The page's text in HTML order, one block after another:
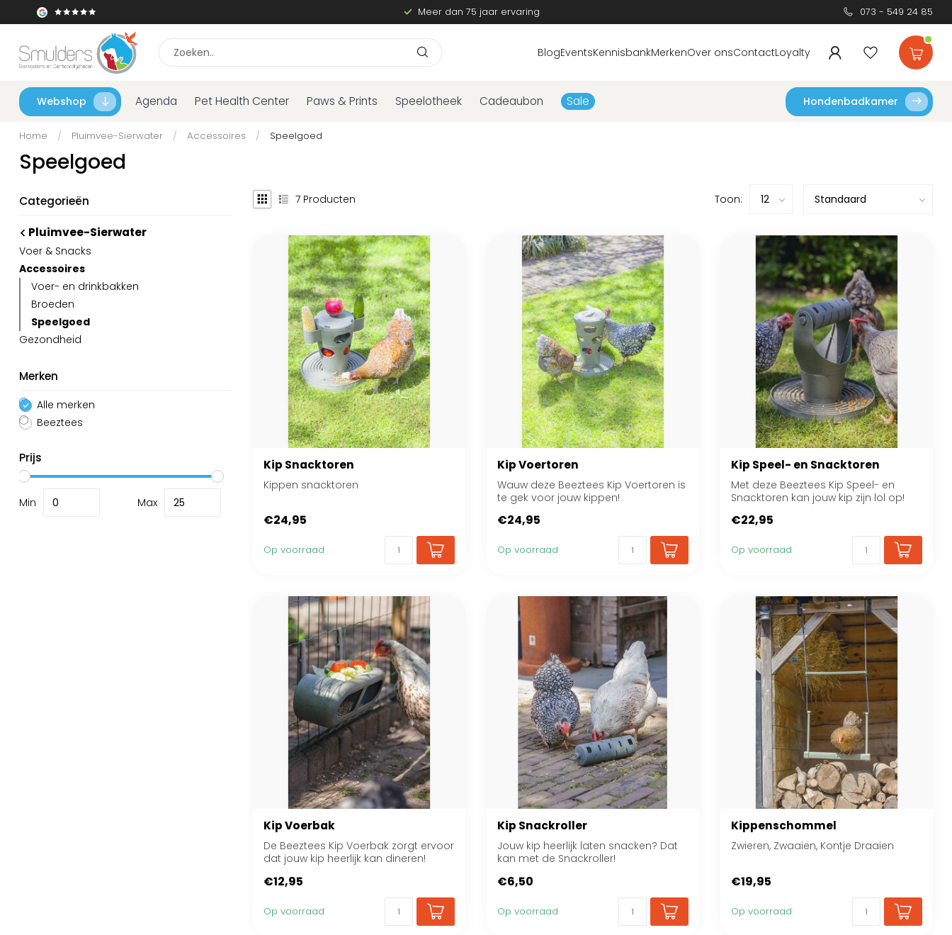
Meer dan 75 jaar ervaring 073 - 549 24 85
BlogEventsKennisbankMerkenOver onsContactLoyalty
Webshop Agenda Pet Health Center Paws & Prints Speelotheek Cadeaubon Sale Hondenbadkamer
Home / Pluimvee-Sierwater / Accessoires / Speelgoed
Speelgoed
Categorieën
Pluimvee-Sierwater
Voer & Snacks
Accessoires
Voer- en drinkbakken
Broeden
Speelgoed
Gezondheid
Merken
Alle merken
Beeztees
Prijs
Min Max
7 Producten Toon:
Kip Snacktoren
Kippen snacktoren
€24,95
Op voorraad
Kip Voertoren
Wauw deze Beeztees Kip Voertoren is
te gek voor jouw kippen!
€24,95
Op voorraad
Kip Speel- en Snacktoren
Met deze Beeztees Kip Speel- en
Snacktoren kan jouw kip zijn lol op!
€22,95
Op voorraad
Kip Voerbak
De Beeztees Kip Voerbak zorgt ervoor
dat jouw kip heerlijk kan dineren!
€12,95
Op voorraad
Kip Snackroller
Jouw kip heerlijk laten snacken? Dat
kan met de Snackroller!
€6,50
Op voorraad
Kippenschommel
Zwieren, Zwaaien, Kontje Draaien
€19,95
Op voorraad